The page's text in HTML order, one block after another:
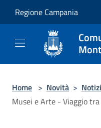
Regione Campania
Home > Novità >
Musei e Arte - Viaggio